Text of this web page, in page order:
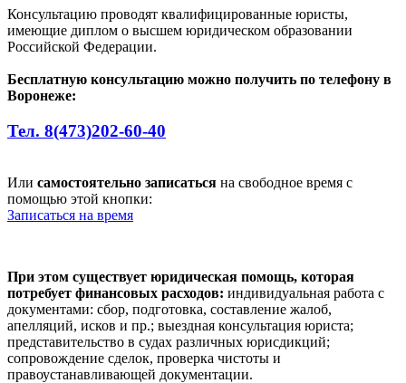
Консультацию проводят квалифицированные юристы,
имеющие диплом о высшем юридическом образовании
Российской Федерации.
Бесплатную консультацию можно получить по телефону в
Воронеже:
Тел. 8(473)202-60-40
Или самостоятельно записаться на свободное время с
помощью этой кнопки:
Записаться на время
При этом существует юридическая помощь, которая
потребует финансовых расходов: индивидуальная работа с
документами: сбор, подготовка, составление жалоб,
апелляций, исков и пр.; выездная консультация юриста;
представительство в судах различных юрисдикций;
сопровождение сделок, проверка чистоты и
правоустанавливающей документации.